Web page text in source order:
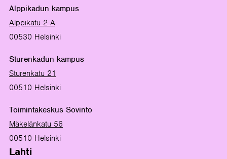
Alppikadun kampus
Alppikatu 2 A
00530 Helsinki
Sturenkadun kampus
Sturenkatu 21
00510 Helsinki
Toimintakeskus Sovinto
Mäkelänkatu 56
00510 Helsinki
Lahti